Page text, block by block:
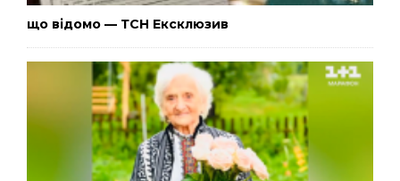
що відомо — ТСН Ексклюзив